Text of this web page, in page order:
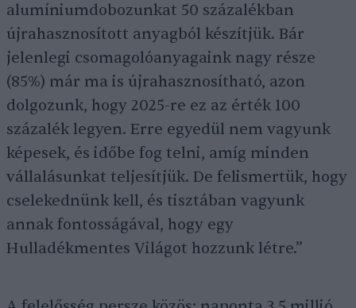
alumíniumdobozunkat 50 százalékban
újrahasznosított anyagból készítjük. Bár
jelenlegi csomagolóanyagaink nagy része
(85%) már ma is újrahasznosítható, azon
dolgozunk, hogy 2025-re ez az érték 100
százalék legyen. Erre egyedül nem vagyunk
képesek, és időbe fog telni, amíg minden
vállalásunkat teljesítjük. De felismertük, hogy
cselekednünk kell, és tisztában vagyunk
annak fontosságával, hogy egy
Hulladékmentes Világot hozzunk létre.”